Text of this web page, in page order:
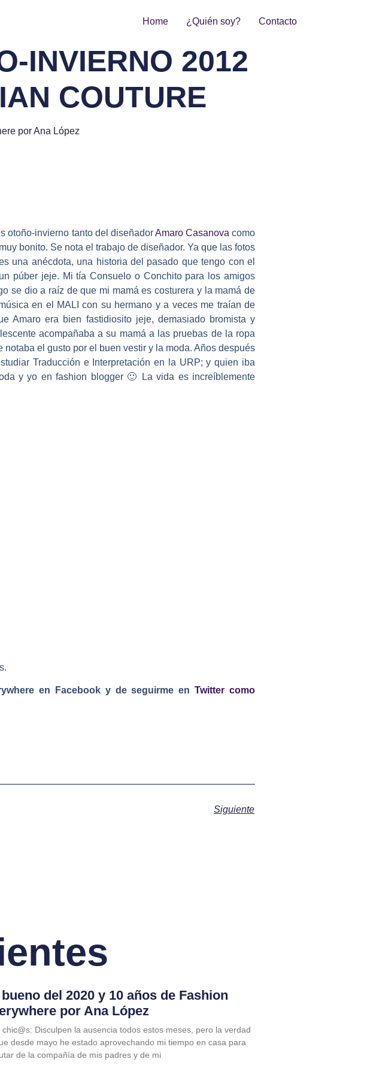
Home ¿Quién soy? Contacto
INVIERNO 2012
COUTURE
por Ana López
otoño-invierno tanto del diseñadorAmaro Casanovacomo
bonito. Se nota el trabajo de diseñador. Ya que las fotos
una anécdota, una historia del pasado que tengo con el
púber jeje. Mi tía Consuelo o Conchito para los amigos
se dio a raíz de que mi mamá es costurera y la mamá de
en el MALI con su hermano y a veces me traían de
Amaro era bien fastidiosito jeje, demasiado bromista y
acompañaba a su mamá a las pruebas de la ropa
el gusto por el buen vestir y la moda. Años después
Traducción e Interpretación en la URP; y quien iba
y yo en fashion blogger 🙂 La vida es increíblemente
en Facebook y de seguirme enTwitter como
Siguiente
del 2020 y 10 años de Fashion
por Ana López
chic@s: Disculpen la ausencia todos estos meses, pero la verdad
desde mayo he estado aprovechando mi tiempo en casa para
de la compañía de mis padres y de mi